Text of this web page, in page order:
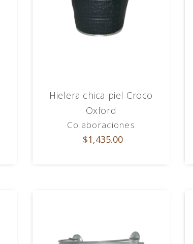
Hielera chica piel Croco
Oxford
Colaboraciones
$1,435.00